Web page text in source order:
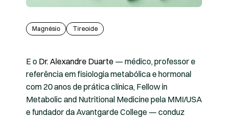
Magnésio Tireoide
E o Dr. Alexandre Duarte— médico, professor e
referência em fisiologia metabólica e hormonal
com 20 anos de prática clínica, Fellow in
Metabolic and Nutritional Medicine pela MMI/USA
e fundador da Avantgarde College — conduz